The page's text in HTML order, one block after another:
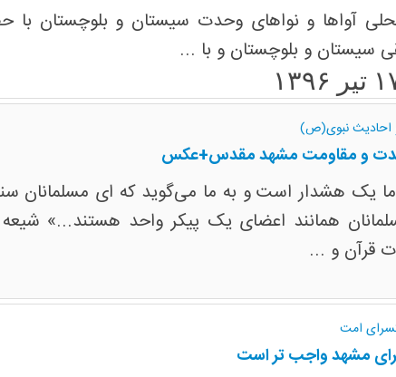
آواها و نواهای وحدت سیستان و بلوچستان
سیستان و بلوچستان و با ...
احادیث نبوی(ص)
و مقاومت مشهد مقدس+عکس
ما یک هشدار است و به ما می‌گوید که ای مسلمانان
همانند اعضای یک پیکر واحد هستند...»
قرآن و ...
امت
مشهد واجب تر است